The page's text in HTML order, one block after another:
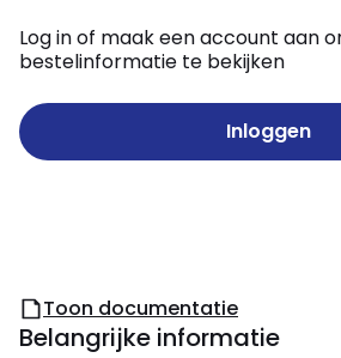
Log in of maak een account aan
bestelinformatie te bekijken
Inloggen
Toon documentatie
Belangrijke informatie